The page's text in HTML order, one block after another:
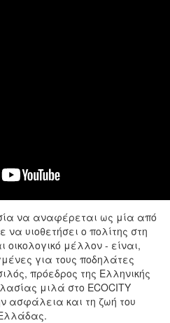
να αναφέρεται ως μία από
να υιοθετήσει ο πολίτης στη
οικολογικό μέλλον - είναι,
για τους ποδηλάτες
πρόεδρος της Ελληνικής
μιλά στο ECOCITY
ασφάλεια και τη ζωή του